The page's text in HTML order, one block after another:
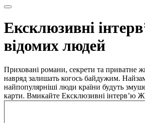
Ексклюзивні
відомих людей
Приховані романи, секрети та приватне
навряд залишать когось байдужим.
найпопулярніші люди країни будуть
карти. Вмикайте Ексклюзивні інтерв’ю